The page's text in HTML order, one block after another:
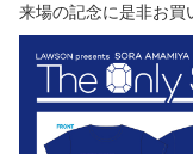
来場の記念に是非お買